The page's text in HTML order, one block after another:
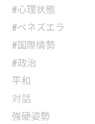
#心理状態
#ベネズエラ
#国際情勢
#政治
平和
対話
強硬姿勢